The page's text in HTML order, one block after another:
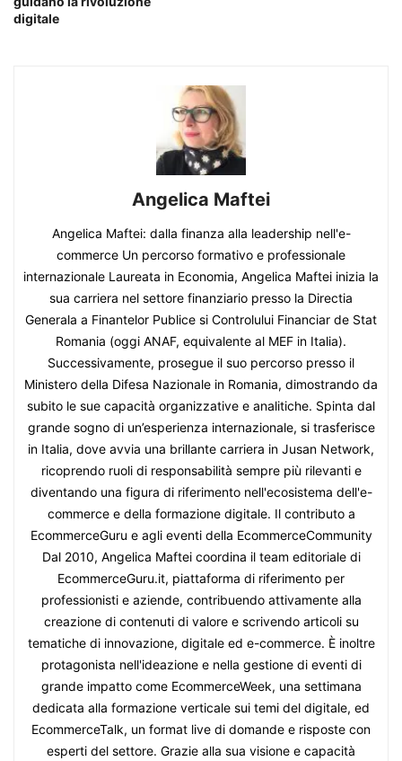
digitale
Angelica Maftei
Angelica Maftei: dalla finanza alla leadership nell'e-
commerce Un percorso formativo e professionale
internazionale Laureata in Economia, Angelica Maftei inizia la
sua carriera nel settore finanziario presso la Directia
Generala a Finantelor Publice si Controlului Financiar de Stat
Romania (oggi ANAF, equivalente al MEF in Italia).
Successivamente, prosegue il suo percorso presso il
Ministero della Difesa Nazionale in Romania, dimostrando da
subito le sue capacità organizzative e analitiche. Spinta dal
grande sogno di un’esperienza internazionale, si trasferisce
in Italia, dove avvia una brillante carriera in Jusan Network,
ricoprendo ruoli di responsabilità sempre più rilevanti e
diventando una figura di riferimento nell'ecosistema dell'e-
commerce e della formazione digitale. Il contributo a
EcommerceGuru e agli eventi della EcommerceCommunity
Dal 2010, Angelica Maftei coordina il team editoriale di
EcommerceGuru.it, piattaforma di riferimento per
professionisti e aziende, contribuendo attivamente alla
creazione di contenuti di valore e scrivendo articoli su
tematiche di innovazione, digitale ed e-commerce. È inoltre
protagonista nell'ideazione e nella gestione di eventi di
grande impatto come EcommerceWeek, una settimana
dedicata alla formazione verticale sui temi del digitale, ed
EcommerceTalk, un format live di domande e risposte con
esperti del settore. Grazie alla sua visione e capacità